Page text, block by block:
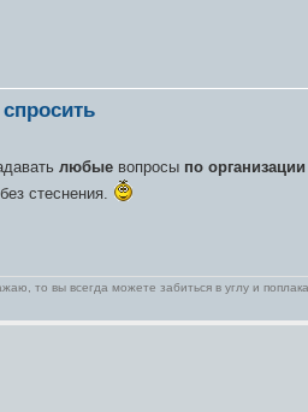
любые вопросы по
стеснения.
то вы всегда можете забиться в углу и